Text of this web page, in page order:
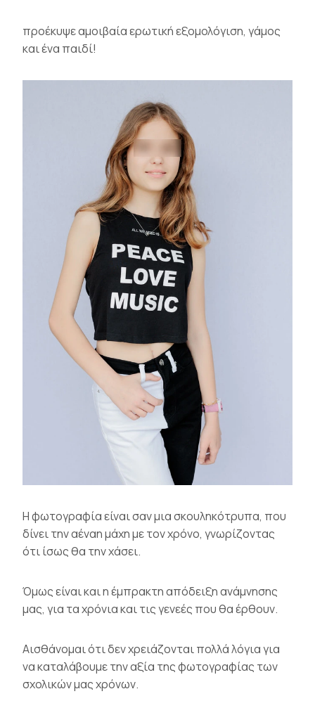
προέκυψε αμοιβαία ερωτική εξομολόγιση, γάμος
και ένα παιδί!
Η φωτογραφία είναι σαν μια σκουληκότρυπα, που
δίνει την αέναη μάχη με τον χρόνο, γνωρίζοντας
ότι ίσως θα την χάσει.
Όμως είναι και η έμπρακτη απόδειξη ανάμνησης
μας, για τα χρόνια και τις γενεές που θα έρθουν.
Αισθάνομαι ότι δεν χρειάζονται πολλά λόγια για
να καταλάβουμε την αξία της φωτογραφίας των
σχολικών μας χρόνων.